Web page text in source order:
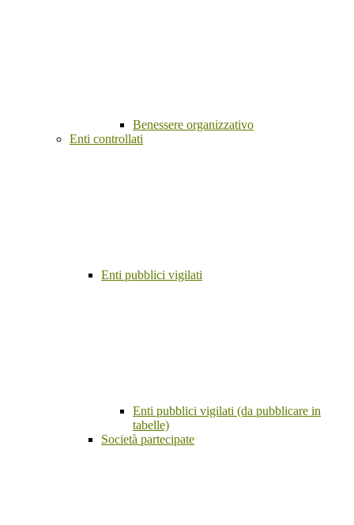
Benessere organizzativo
Enti controllati
Enti pubblici vigilati
Enti pubblici vigilati (da pubblicare in
tabelle)
Società partecipate